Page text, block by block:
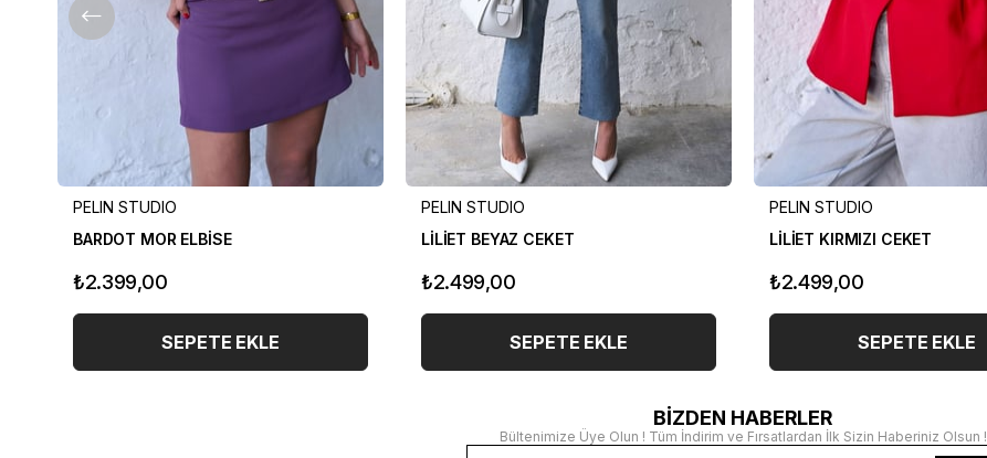
PELIN STUDIO
BARDOT MOR ELBİSE
₺2.399,00
SEPETE EKLE
PELIN STUDIO
LİLİET BEYAZ CEKET
₺2.499,00
SEPETE EKLE
PELIN STUDIO
LİLİET KIRMIZI CEKET
₺2.499,00
SEPETE EKLE
BİZDEN HABERLER
Bültenimize Üye Olun ! Tüm İndirim ve Fırsatlardan İlk Sizin Haberiniz Olsun !